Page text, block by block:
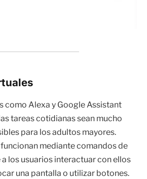
como Alexa y Google Assistant
tareas cotidianas sean mucho
para los adultos mayores.
mediante comandos de
los usuarios interactuar con ellos
una pantalla o utilizar botones.